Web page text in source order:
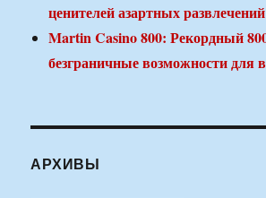
ценителей азартных развлечений
Martin Casino 800: Рекордный
безграничные возможности
АРХИВЫ